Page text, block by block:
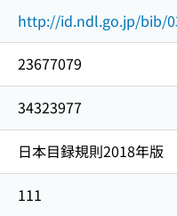
http://id.ndl.go.jp/bib/
23677079
34323977
日本目録規則2018年版
111